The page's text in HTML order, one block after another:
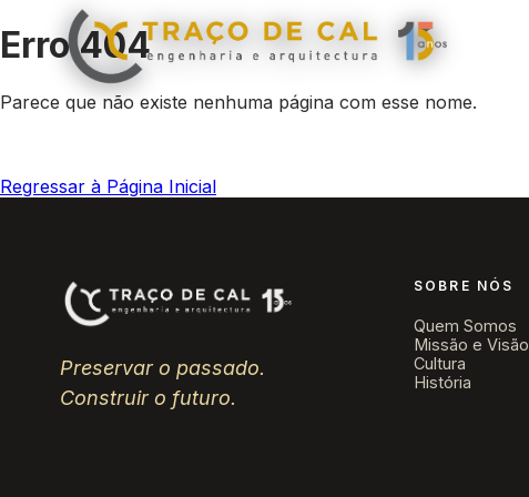
Erro 404
Parece que não existe nenhuma página com esse nome.
Regressar à Página Inicial
Preservar o passado.
Construir o futuro.
SOBRE NÓS
Quem Somos
Missão e Visão
Cultura
História